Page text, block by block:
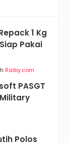
1 Kg
Pakai
Raiby.com
PASGT
Polos